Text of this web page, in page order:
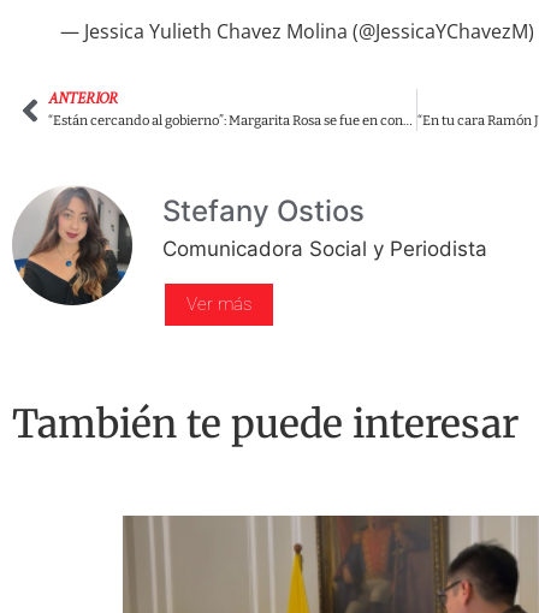
— Jessica Yulieth Chavez Molina (@JessicaYChavezM)
ANTERIOR
“Están cercando al gobierno”: Margarita Rosa se fue en contra de los medios tradicionales
Stefany Ostios
Comunicadora Social y Periodista
Ver más
También te puede interesar